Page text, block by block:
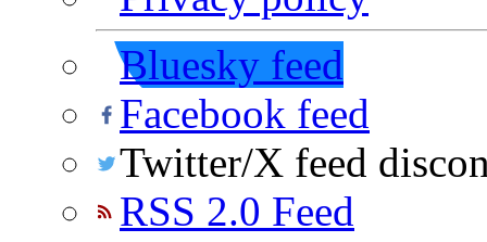
Bluesky feed
Facebook feed
Twitter/X feed
RSS 2.0 Feed